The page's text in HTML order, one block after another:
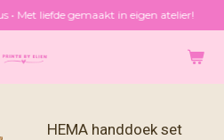
• Met liefde gemaakt in eigen atelier!
HEMA handdoek set